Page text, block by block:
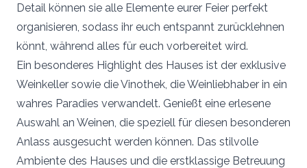
Detail können sie alle Elemente eurer Feier perfekt
organisieren, sodass ihr euch entspannt zurücklehnen
könnt, während alles für euch vorbereitet wird.
Ein besonderes Highlight des Hauses ist der exklusive
Weinkeller sowie die Vinothek, die Weinliebhaber in ein
wahres Paradies verwandelt. Genießt eine erlesene
Auswahl an Weinen, die speziell für diesen besonderen
Anlass ausgesucht werden können. Das stilvolle
Ambiente des Hauses und die erstklassige Betreuung